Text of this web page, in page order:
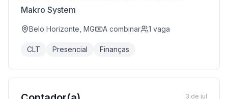
Makro System
Belo Horizonte, MG A combinar 1 vaga
CLT Presencial Finanças
3 de jul